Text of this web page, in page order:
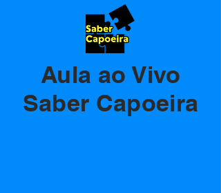
Aula ao Vivo
Saber Capoeira